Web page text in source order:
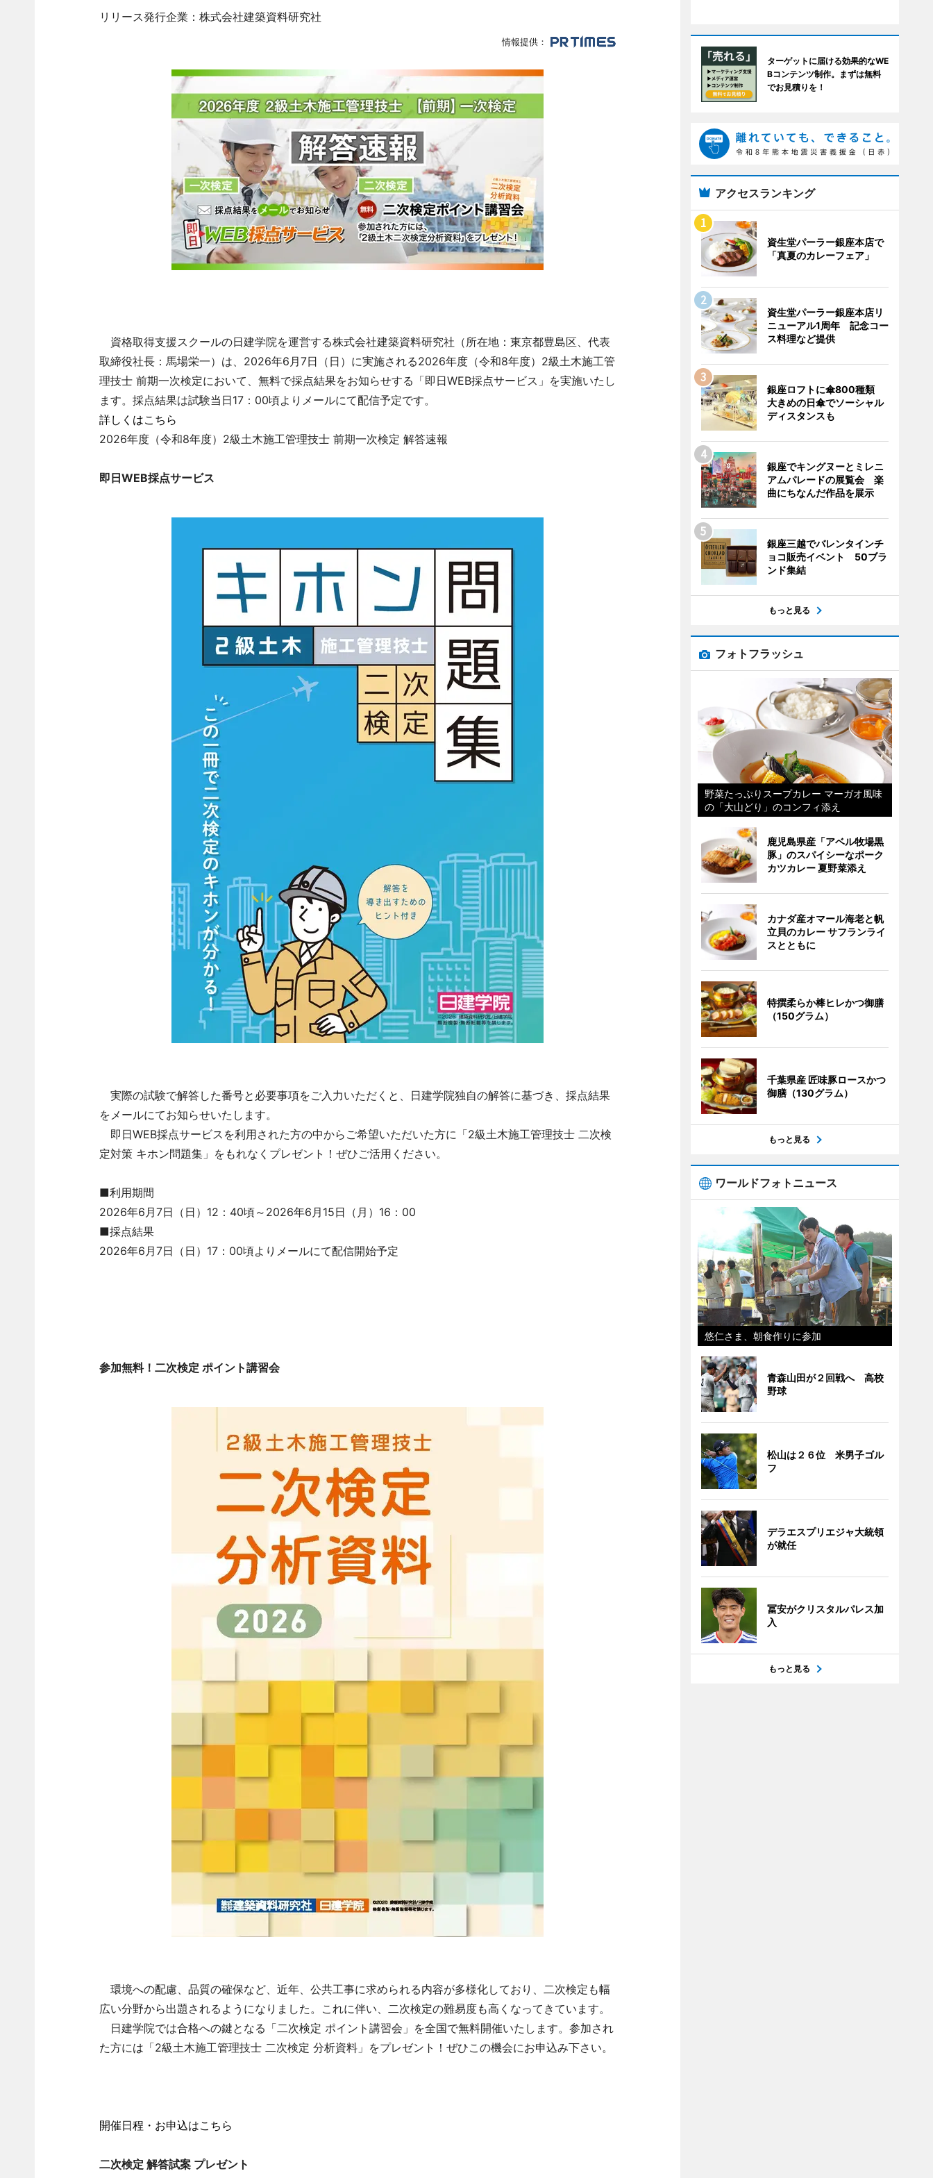
リリース発行企業：株式会社建築資料研究社
情報提供：
資格取得支援スクールの日建学院を運営する株式会社建築資料研究社（所在地：東京都豊島区、代表
取締役社長：馬場栄一）は、2026年6月7日（日）に実施される2026年度（令和8年度）2級土木施工管
理技士 前期一次検定において、無料で採点結果をお知らせする「即日WEB採点サービス」を実施いたし
ます。採点結果は試験当日17：00頃よりメールにて配信予定です。
詳しくはこちら
2026年度（令和8年度）2級土木施工管理技士 前期一次検定 解答速報
即日WEB採点サービス
実際の試験で解答した番号と必要事項をご入力いただくと、日建学院独自の解答に基づき、採点結果
をメールにてお知らせいたします。
即日WEB採点サービスを利用された方の中からご希望いただいた方に「2級土木施工管理技士 二次検
定対策 キホン問題集」をもれなくプレゼント！ぜひご活用ください。
■利用期間
2026年6月7日（日）12：40頃～2026年6月15日（月）16：00
■採点結果
2026年6月7日（日）17：00頃よりメールにて配信開始予定
参加無料！二次検定 ポイント講習会
環境への配慮、品質の確保など、近年、公共工事に求められる内容が多様化しており、二次検定も幅
広い分野から出題されるようになりました。これに伴い、二次検定の難易度も高くなってきています。
日建学院では合格への鍵となる「二次検定 ポイント講習会」を全国で無料開催いたします。参加され
た方には「2級土木施工管理技士 二次検定 分析資料」をプレゼント！ぜひこの機会にお申込み下さい。
開催日程・お申込はこちら
二次検定 解答試案 プレゼント
ターゲットに届ける効果的なWE
Bコンテンツ制作。まずは無料
でお見積りを！
アクセスランキング
資生堂パーラー銀座本店で
「真夏のカレーフェア」
資生堂パーラー銀座本店リ
ニューアル1周年 記念コー
ス料理など提供
銀座ロフトに傘800種類
大きめの日傘でソーシャル
ディスタンスも
銀座でキングヌーとミレニ
アムパレードの展覧会 楽
曲にちなんだ作品を展示
銀座三越でバレンタインチ
ョコ販売イベント 50ブラ
ンド集結
もっと見る
フォトフラッシュ
野菜たっぷりスープカレー マーガオ風味
の「大山どり」のコンフィ添え
鹿児島県産「アベル牧場黒
豚」のスパイシーなポーク
カツカレー 夏野菜添え
カナダ産オマール海老と帆
立貝のカレー サフランライ
スとともに
特撰柔らか棒ヒレかつ御膳
（150グラム）
千葉県産 匠味豚ロースかつ
御膳（130グラム）
もっと見る
ワールドフォトニュース
悠仁さま、朝食作りに参加
青森山田が２回戦へ 高校
野球
松山は２６位 米男子ゴル
フ
デラエスプリエジャ大統領
が就任
冨安がクリスタルパレス加
入
もっと見る